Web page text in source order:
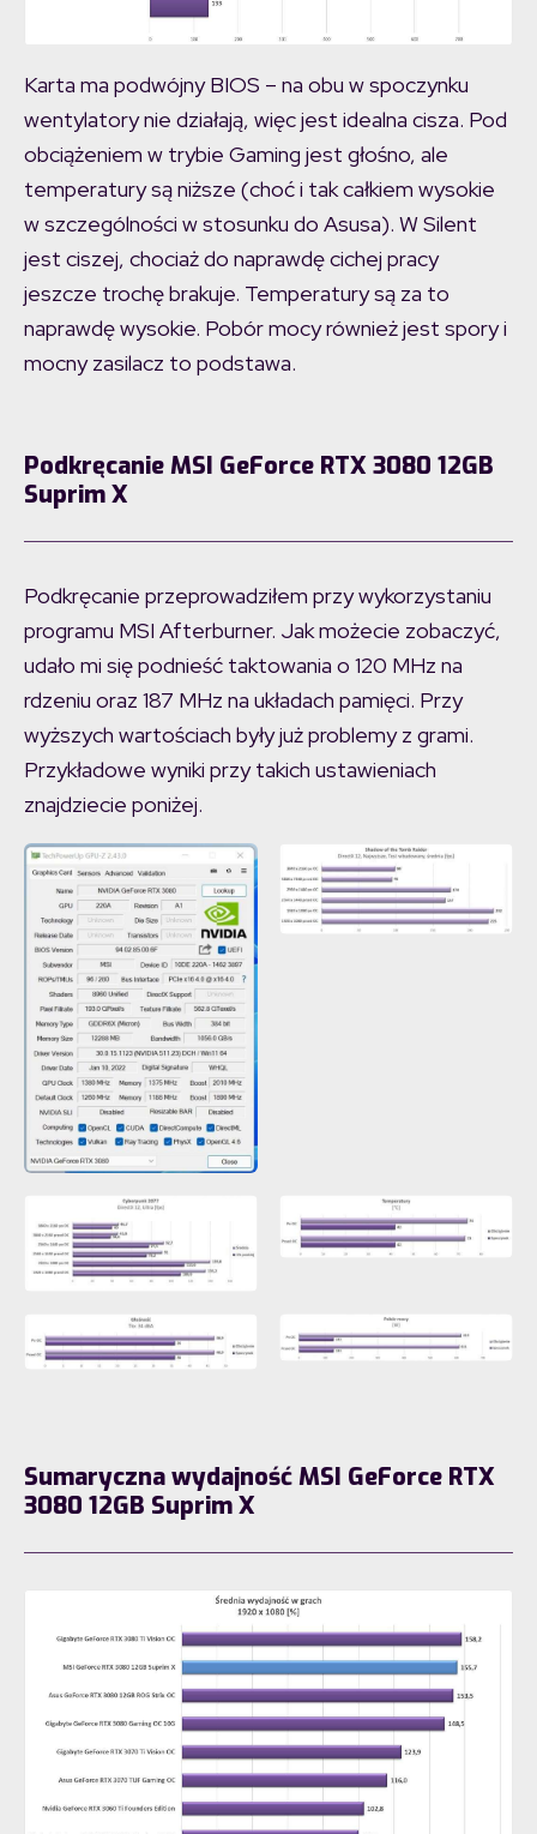
Karta ma podwójny BIOS – na obu w spoczynku
wentylatory nie działają, więc jest idealna cisza. Pod
obciążeniem w trybie Gaming jest głośno, ale
temperatury są niższe (choć i tak całkiem wysokie
w szczególności w stosunku do Asusa). W Silent
jest ciszej, chociaż do naprawdę cichej pracy
jeszcze trochę brakuje. Temperatury są za to
naprawdę wysokie. Pobór mocy również jest spory i
mocny zasilacz to podstawa.
Podkręcanie MSI GeForce RTX 3080 12GB
Suprim X
Podkręcanie przeprowadziłem przy wykorzystaniu
programu MSI Afterburner. Jak możecie zobaczyć,
udało mi się podnieść taktowania o 120 MHz na
rdzeniu oraz 187 MHz na układach pamięci. Przy
wyższych wartościach były już problemy z grami.
Przykładowe wyniki przy takich ustawieniach
znajdziecie poniżej.
Sumaryczna wydajność MSI GeForce RTX
3080 12GB Suprim X